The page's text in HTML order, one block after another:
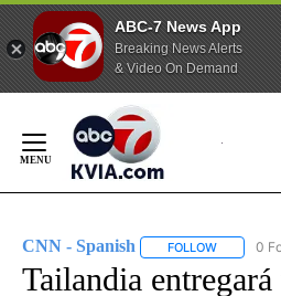
ABC-7 News App
Breaking News Alerts
& Video On Demand
Content
CNN - Spanish FOLLOW FOLLOW
0
Tailandia